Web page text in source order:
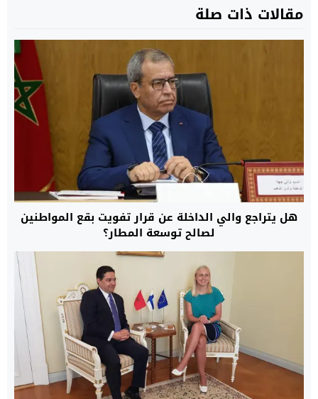
مقالات ذات صلة
هل يتراجع والي الداخلة عن قرار تفويت بقع المواطنين
لصالح توسعة المطار؟